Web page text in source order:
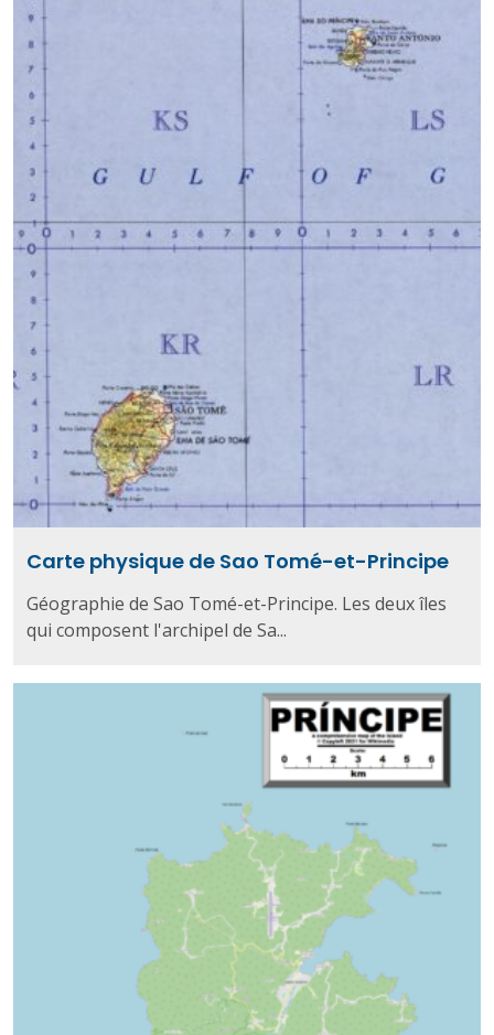
Carte physique de Sao Tomé-et-Principe
Géographie de Sao Tomé-et-Principe. Les deux îles
qui composent l'archipel de Sa...